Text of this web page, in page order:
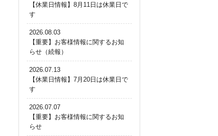
【休業日情報】8月11日は休業日で
す
2026.08.03
【重要】お客様情報に関するお知
らせ（続報）
2026.07.13
【休業日情報】7月20日は休業日で
す
2026.07.07
【重要】お客様情報に関するお知
らせ